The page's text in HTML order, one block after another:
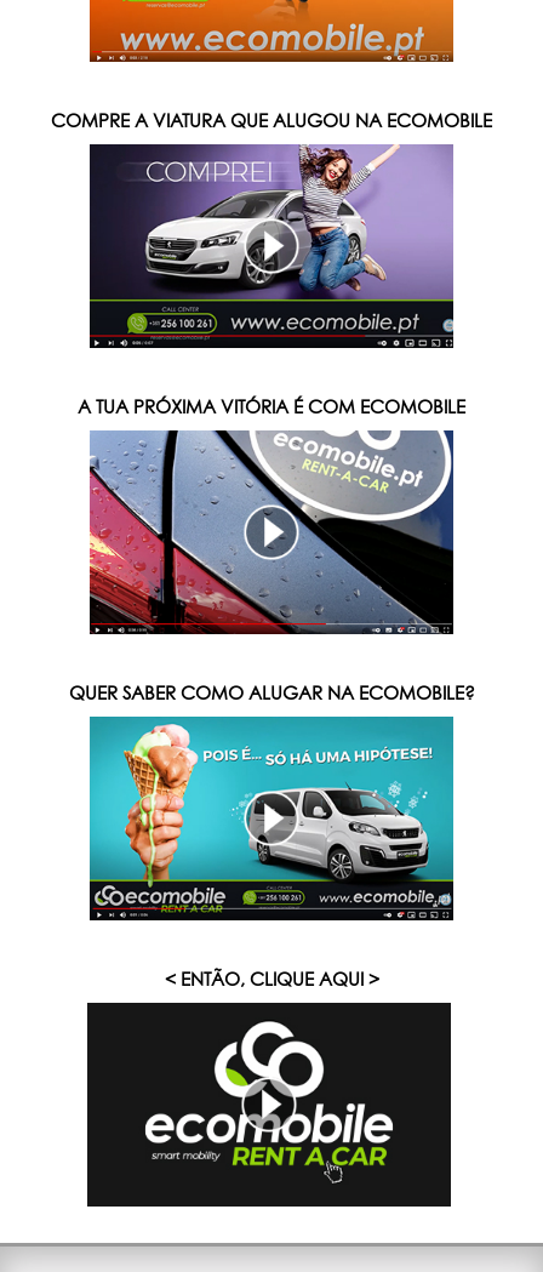
COMPRE A VIATURA QUE ALUGOU NA ECOMOBILE
A TUA PRÓXIMA VITÓRIA É COM ECOMOBILE
QUER SABER COMO ALUGAR NA ECOMOBILE?
< ENTÃO, CLIQUE AQUI >